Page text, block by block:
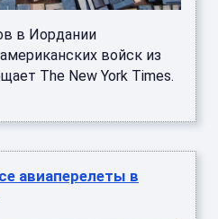
в Иордании
войск из
The New York Times.
авиаперелеты в